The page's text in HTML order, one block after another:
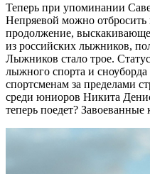
Теперь при упоминании
Непряевой можно
продолжение,
из российских лыжников,
Лыжников стало трое.
лыжного спорта и
спортсменам за пределами
среди юниоров Никита
теперь поедет?